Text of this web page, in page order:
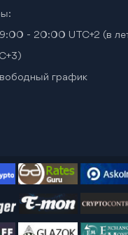
- 20:00 UTC+2 (в
график